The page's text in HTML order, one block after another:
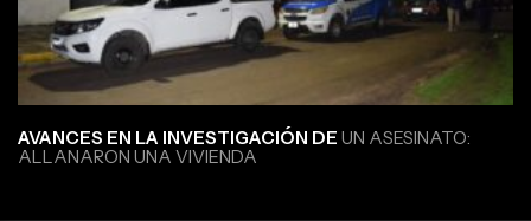
AVANCES EN LA INVESTIGACIÓN DE UN ASESINATO:
ALLANARON UNA VIVIENDA